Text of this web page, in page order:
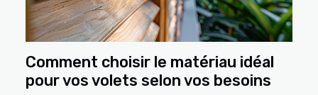
Comment choisir le matériau idéal
pour vos volets selon vos besoins